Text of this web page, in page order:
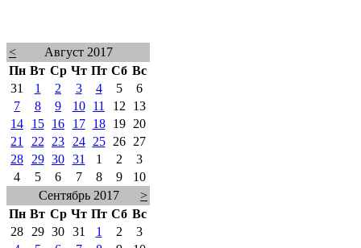
<
Август 2017
Пн Вт Ср Чт Пт Сб Вс
31
1 2 3 4 5
6
7
8 9 10 11 12
13
14
15 16 17 18 19
20
21
22 23 24 25 26
27
28
29 30 31 1 2
3
4
5 6 7 8 9
10
Сентябрь 2017
>
Пн Вт Ср Чт Пт Сб Вс
28
29 30 31 1 2
3